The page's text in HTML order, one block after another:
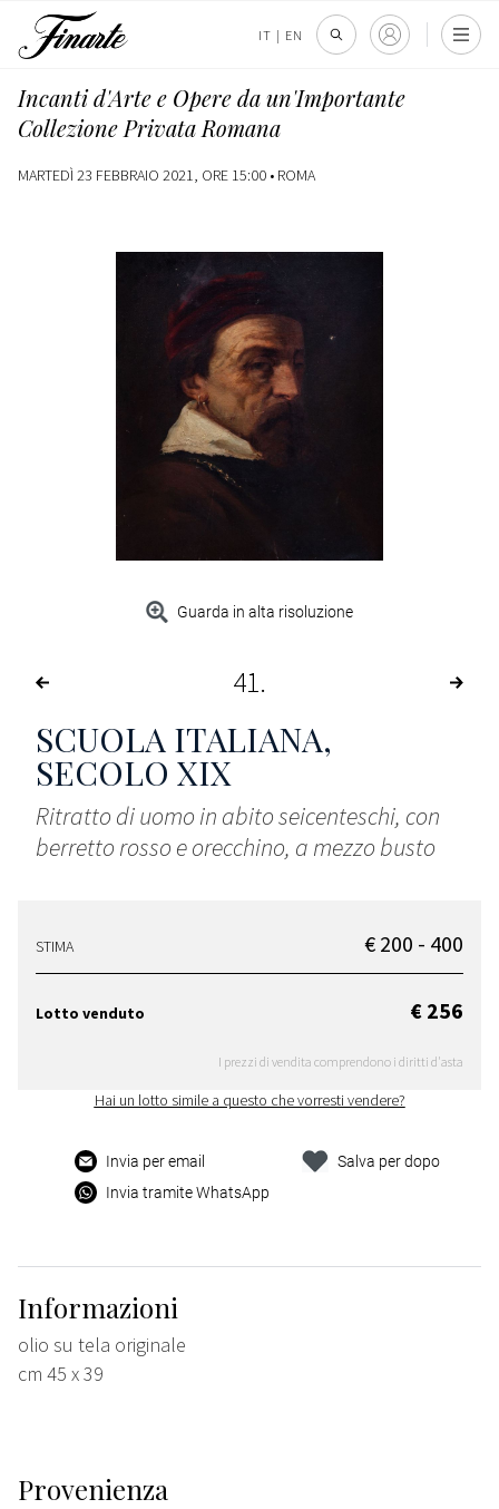
IT | EN
Incanti d'Arte e Opere da un'Importante
Collezione Privata Romana
MARTEDÌ 23 FEBBRAIO 2021, ORE 15:00 • ROMA
Guarda in alta risoluzione
41
SCUOLA ITALIANA,
SECOLO XIX
Ritratto di uomo in abito seicenteschi, con
berretto rosso e orecchino, a mezzo busto
STIMA € 200 - 400
Lotto venduto € 256
I prezzi di vendita comprendono i diritti d'asta
Hai un lotto simile a questo che vorresti vendere?
Invia per email
Invia tramite WhatsApp
Salva per dopo
Informazioni
olio su tela originale
cm 45 x 39
Provenienza